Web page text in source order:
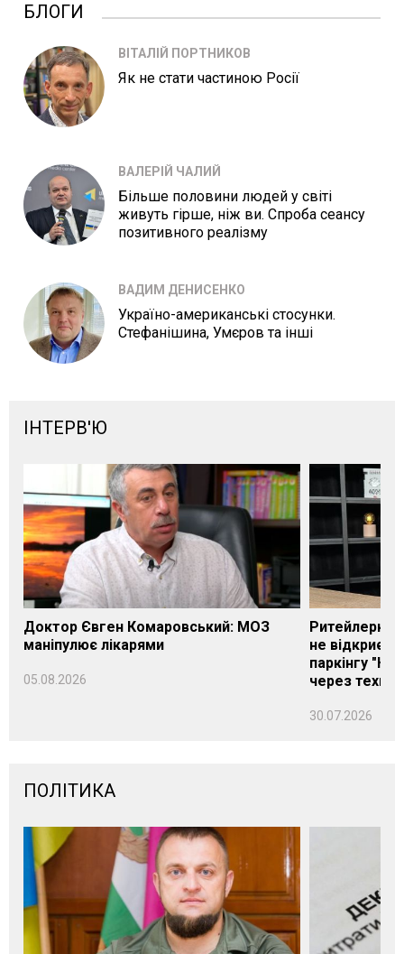
БЛОГИ
ВІТАЛІЙ ПОРТНИКОВ
Як не стати частиною Росії
ВАЛЕРІЙ ЧАЛИЙ
Більше половини людей у світі
живуть гірше, ніж ви. Спроба сеансу
позитивного реалізму
ВАДИМ ДЕНИСЕНКО
Україно-американські стосунки.
Стефанішина, Умєров та інші
ІНТЕРВ'Ю
Доктор Євген Комаровський: МОЗ
маніпулює лікарями
05.08.2026
Ритейлерка
не
паркінгу
через
30.07.2026
ПОЛІТИКА